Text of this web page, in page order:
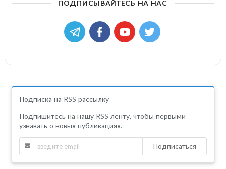
ПОДПИСЫВАЙТЕСЬ НА НАС
Подписка на RSS рассылку
Подпишитесь на нашу RSS ленту, чтобы первыми
узнавать о новых публикациях.
Подписаться